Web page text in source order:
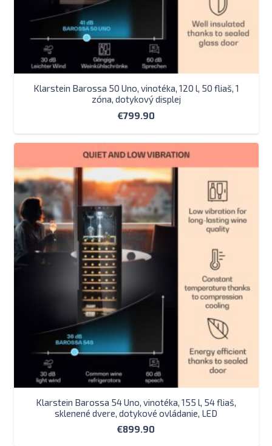
Klarstein Barossa 50 Uno, vinotéka, 120 l, 50 fliaš, 1
zóna, dotykový displej
€799.90
Klarstein Barossa 54 Uno, vinotéka, 155 l, 54 fliaš,
sklenené dvere, dotykové ovládanie, LED
€899.90